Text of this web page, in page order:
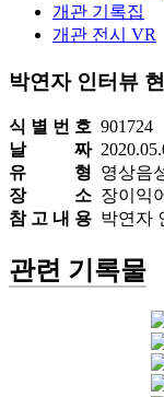
개관 기록집
개관 전시 VR
박연자 인터뷰
식 별 번 호 901724
날 짜
유 형
영상음
장 소 장이익
참 고 내 용 박연자
관련 기록물